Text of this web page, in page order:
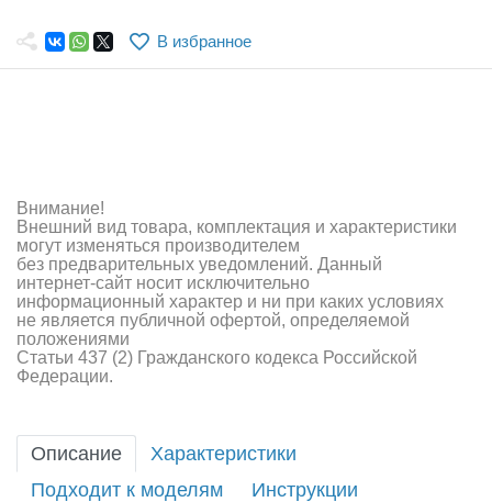
Конструкторы
Двигатели
Технические жидкости
Инструмент,измерительные приборы,расходники
Оптовая продажа запчастей для моделей
В избранное
Внимание!
Внешний вид товара, комплектация и характеристики
могут изменяться производителем
без предварительных уведомлений. Данный
интернет-сайт носит исключительно
информационный характер и ни при каких условиях
не является публичной офертой, определяемой
положениями
Статьи 437 (2) Гражданского кодекса Российской
Федерации.
Описание
Характеристики
Подходит к моделям
Инструкции